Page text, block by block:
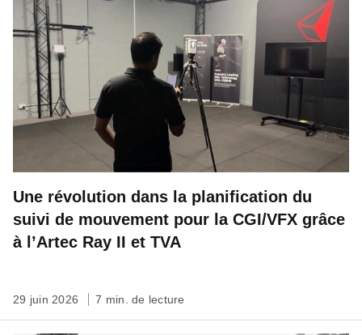
Une révolution dans la planification du
suivi de mouvement pour la CGI/VFX grâce
à l’Artec Ray II et TVA
29 juin 2026 7 min. de lecture